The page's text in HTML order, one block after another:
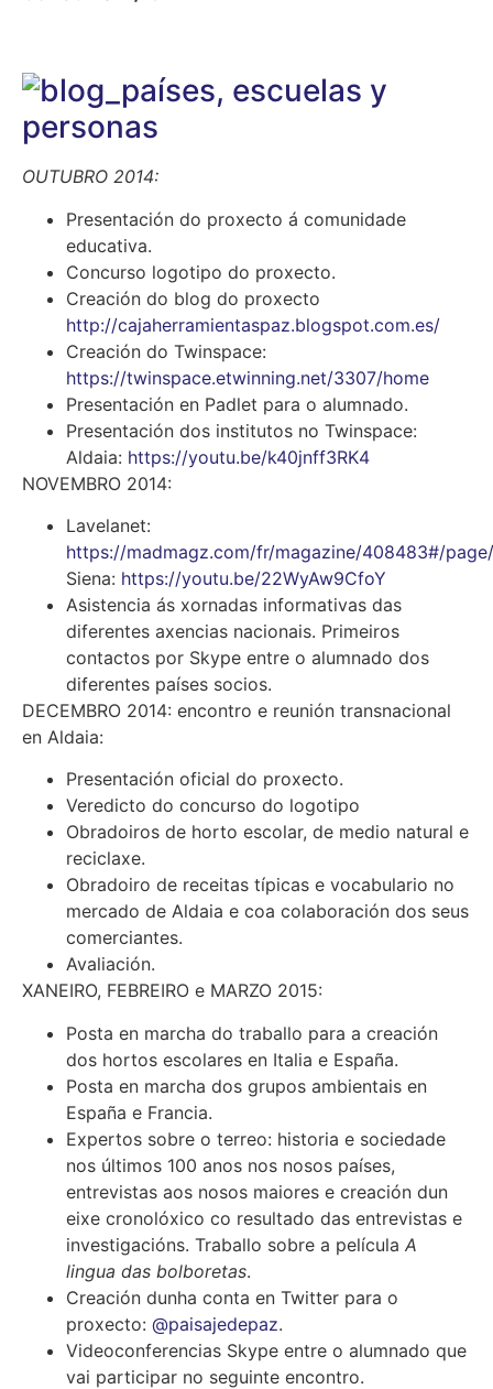
OUTUBRO 2014:
Presentación do proxecto á comunidade
educativa.
Concurso logotipo do proxecto.
Creación do blog do proxecto
http://cajaherramientaspaz.blogspot.com.es/
Creación do Twinspace:
https://twinspace.etwinning.net/3307/home
Presentación en Padlet para o alumnado.
Presentación dos institutos no Twinspace:
Aldaia: https://youtu.be/k40jnff3RK4
NOVEMBRO 2014:
Lavelanet:
https://madmagz.com/fr/magazine/408483#/
Siena: https://youtu.be/22WyAw9CfoY
Asistencia ás xornadas informativas das
diferentes axencias nacionais. Primeiros
contactos por Skype entre o alumnado dos
diferentes países socios.
DECEMBRO 2014: encontro e reunión transnacional
en Aldaia:
Presentación oficial do proxecto.
Veredicto do concurso do logotipo
Obradoiros de horto escolar, de medio natural e
reciclaxe.
Obradoiro de receitas típicas e vocabulario no
mercado de Aldaia e coa colaboración dos seus
comerciantes.
Avaliación.
XANEIRO, FEBREIRO e MARZO 2015:
Posta en marcha do traballo para a creación
dos hortos escolares en Italia e España.
Posta en marcha dos grupos ambientais en
España e Francia.
Expertos sobre o terreo: historia e sociedade
nos últimos 100 anos nos nosos países,
entrevistas aos nosos maiores e creación dun
eixe cronolóxico co resultado das entrevistas e
investigacións. Traballo sobre a película A
lingua das bolboretas.
Creación dunha conta en Twitter para o
proxecto: @paisajedepaz.
Videoconferencias Skype entre o alumnado que
vai participar no seguinte encontro.